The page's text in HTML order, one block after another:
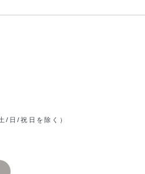
日/祝日を除く）